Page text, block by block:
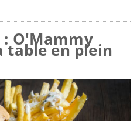
O'Mammy
table en plein